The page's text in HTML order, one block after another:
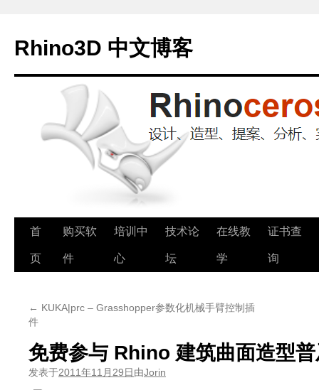
Rhino3D 中文博客
跳
至
首
页
购买软
件
培训中
心
技术论
坛
在线教
学
证书查
询
← KUKA|prc – Grasshopper参数化机械手臂控制插
件
免费参与 Rhino 建筑曲面造型
发表于2011年11月29日由Jorin